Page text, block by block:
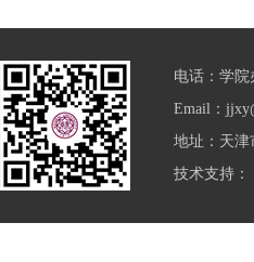
电话：学院
Email：
地址：天津
技术支持：